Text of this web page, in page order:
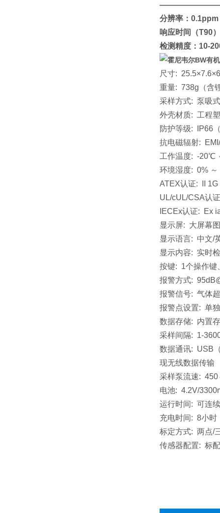
分辨率：0.1ppm
响应时间（T90
检测精度：10-
尺寸:
重量: 738g（含
采样方式: 泵吸式
外壳材质: 工程
防护等级: IP66
抗电磁辐射:
工作温度: -20℃
环境湿度: 0% ～
ATEX认证: II 1G
UL/cUL/CSA认
IECEx认证: Ex
显示屏: 大屏幕
显示语言: 中文/
显示内容: 实时
按键: 1个操作键
报警方式:
报警信号: 气体
报警点设置: 单
数据存储: 内置
采样间隔: 1-
数据通讯: USB
现无线数据传输
采样泵流速: 450
电池: 4.2V/
运行时间: 可连
充电时间: 8小时
标定方式: 两点/
传感器配置: 标